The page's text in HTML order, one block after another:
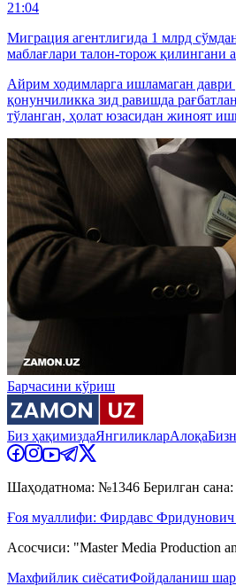
21:04
Миграция агентлигида 1 млрд
маблағлари талон-торож қилингани
Айрим ходимларга ишламаган
қонунчиликка зид равишда
тўланган, ҳолат юзасидан жиноят
Барчасини кўриш
Биз ҳақимиздаЯнгиликларАлоқа
Шаҳодатнома: №1346 Берилган сана:
Ғоя муаллифи: Фирдавс Фридунович
Асосчиси: "Master Media Production
Махфийлик сиёсатиФойдаланиш